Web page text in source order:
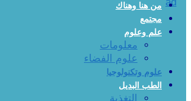
من هنا وهناك
مجتمع
علم وعلوم
معلومات
علوم الفضاء
علوم وتكنولوجيا
الطب البديل
التغذية